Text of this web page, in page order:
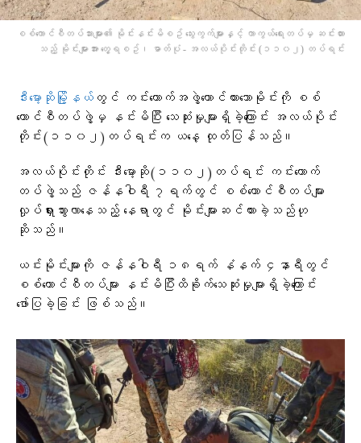
စစ်ကောင်စီတပ်သားများ၏ မိုင်းနင်းမိစဥ် သွေးကွက်များနှင့် ကာကွယ်ရေးတပ်မှ ဆင်းထား
သည့် မိုင်းများအား တွေ့ရစဥ်၊ ဓာတ်ပုံ - အလယ်ပိုင်းတိုင်း (၁၁၀၂) တပ်ရင်း
ဒီးမော့ဆိုမြို့နယ်တွင် ကင်းထောက်အဖွဲ့ထောင်ထားသောမိုင်းကို စစ်
ကောင်စီတပ်ဖွဲ့မှ နင်းမိပြီး သေဆုံးမှုများရှိခဲ့ကြောင်း အလယ်ပိုင်း
တိုင်း(၁၁၀၂)တပ်ရင်းက ယနေ့ ထုတ်ပြန်သည်။
အလယ်ပိုင်းတိုင်း ဒီးမော့ဆို(၁၁၀၂)တပ်ရင်း ကင်းထောက်
တပ်ဖွဲ့သည် ဇန်နဝါရီ ၇ရက်တွင် စစ်ကောင်စီတပ်များ
လှုပ်ရှားသွားလာနေသည့် နေရာတွင် မိုင်းများဆင်ထားခဲ့သည်ဟု
ဆိုသည်။
ယင်းမိုင်းများကို ဇန်နဝါရီ ၁၈ရက် နံနက် ၄နာရီတွင်
စစ်ကောင်စီတပ်များ နင်းမိပြီးထိခိုက်သေဆုံးမှုများရှိခဲ့ကြောင်း
ဖော်ပြခဲ့ခြင်း ဖြစ်သည်။